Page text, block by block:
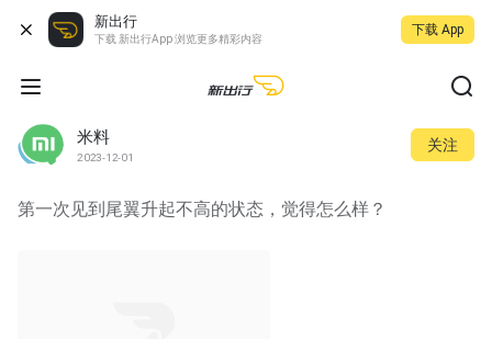
新出行
下载 新出行App 浏览更多精彩内容
下载 App
米料
2023-12-01
关注
第一次见到尾翼升起不高的状态，觉得怎么样？